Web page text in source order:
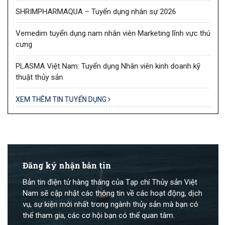
SHRIMPHARMAQUA – Tuyển dụng nhân sự 2026
Vemedim tuyển dụng nam nhân viên Marketing lĩnh vực thú
cưng
PLASMA Việt Nam: Tuyển dụng Nhân viên kinh doanh kỹ
thuật thủy sản
XEM THÊM TIN TUYỂN DỤNG
Đăng ký nhận bản tin
Bản tin điện tử hàng tháng của Tạp chí Thủy sản Việt
Nam sẽ cập nhật các thông tin về các hoạt động, dịch
vụ, sự kiện mới nhất trong ngành thủy sản mà bạn có
thể tham gia, các cơ hội bạn có thể quan tâm.